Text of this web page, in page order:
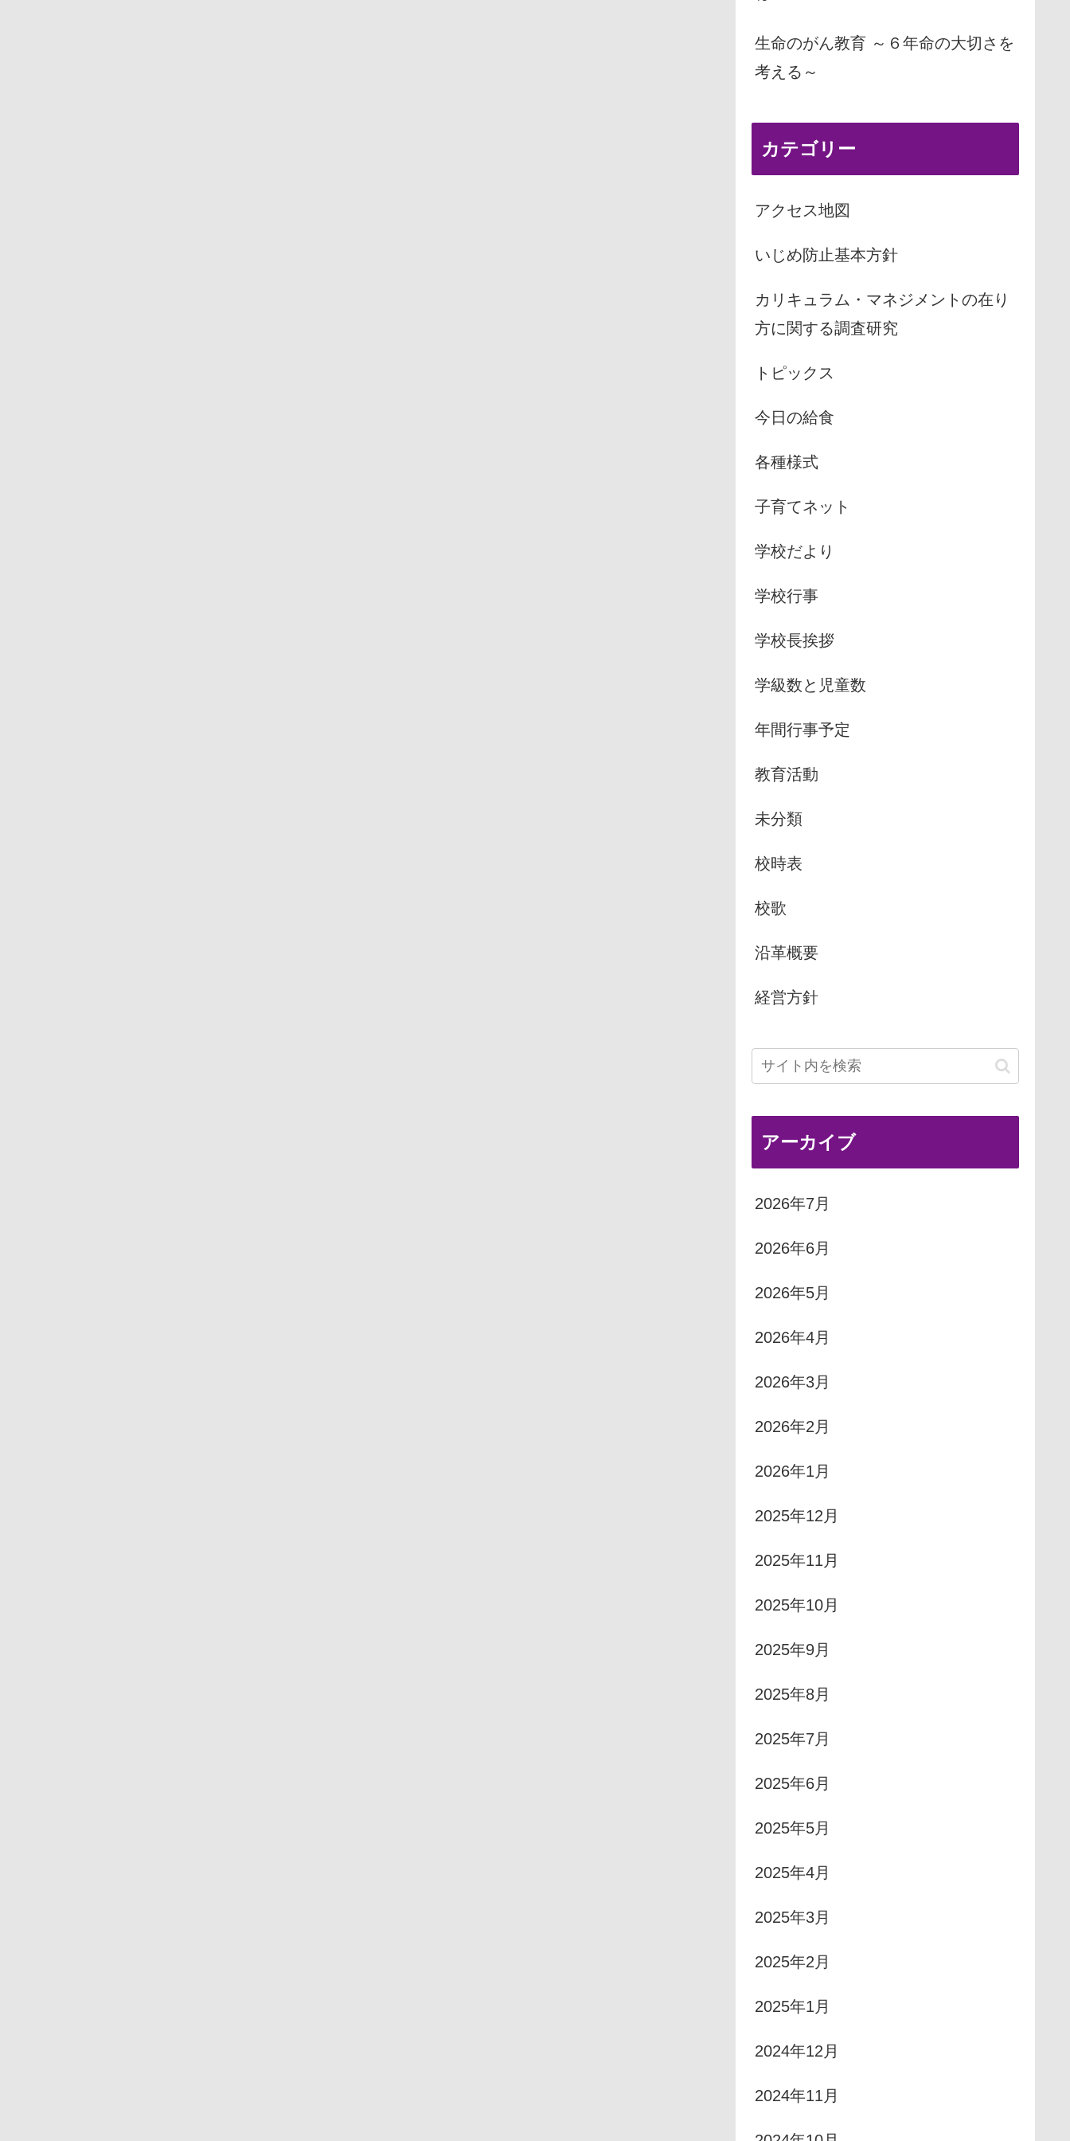
生命のがん教育 ～６年命の大切さを
考える～
カテゴリー
アクセス地図
いじめ防止基本方針
カリキュラム・マネジメントの在り
方に関する調査研究
トピックス
今日の給食
各種様式
子育てネット
学校だより
学校行事
学校長挨拶
学級数と児童数
年間行事予定
教育活動
未分類
校時表
校歌
沿革概要
経営方針
アーカイブ
2026年7月
2026年6月
2026年5月
2026年4月
2026年3月
2026年2月
2026年1月
2025年12月
2025年11月
2025年10月
2025年9月
2025年8月
2025年7月
2025年6月
2025年5月
2025年4月
2025年3月
2025年2月
2025年1月
2024年12月
2024年11月